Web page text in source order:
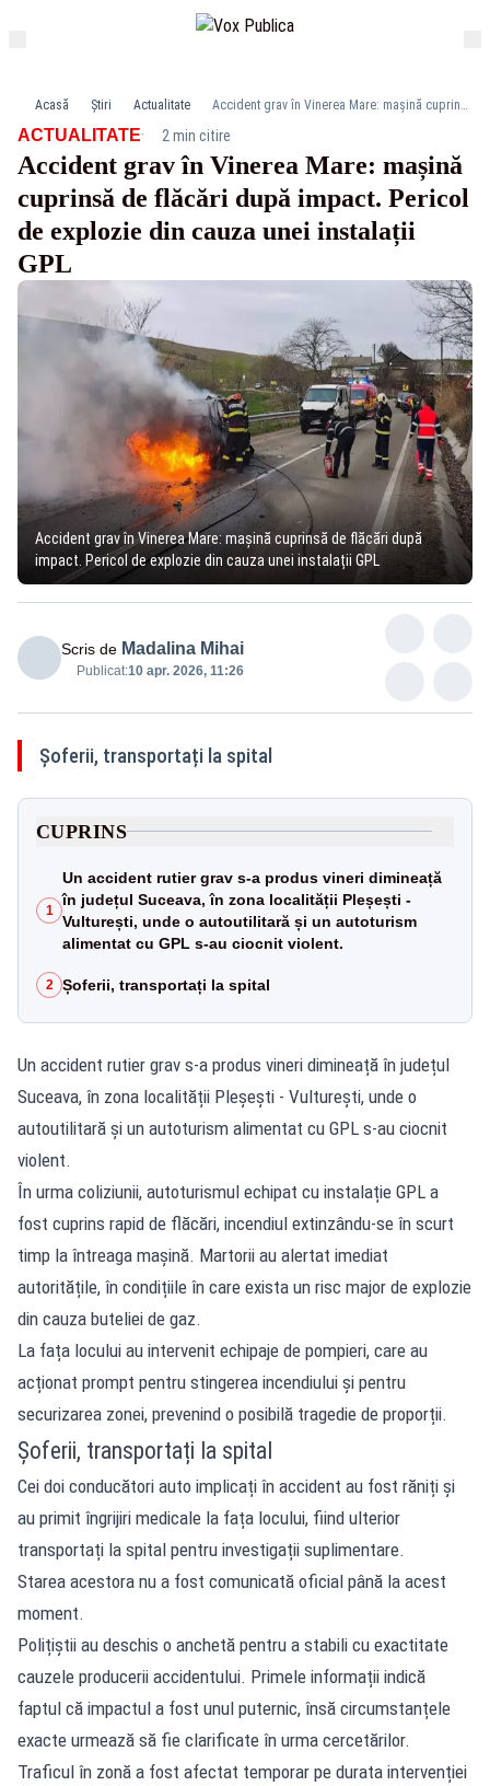
Acasă Știri Actualitate Accident grav în Vinerea Mare: mașină cuprinsă de flăcări după impact. Pericol de explozie din cauza unei instalații GPL
ACTUALITATE· 2 min citire
Accident grav în Vinerea Mare: mașină
cuprinsă de flăcări după impact. Pericol
de explozie din cauza unei instalații
GPL
Accident grav în Vinerea Mare: mașină cuprinsă de flăcări după
impact. Pericol de explozie din cauza unei instalații GPL
Scris de Madalina Mihai
Publicat:10 apr. 2026, 11:26
Șoferii, transportați la spital
CUPRINS
1
Un accident rutier grav s-a produs vineri dimineață
în județul Suceava, în zona localității Pleșești -
Vulturești, unde o autoutilitară și un autoturism
alimentat cu GPL s-au ciocnit violent.
2 Șoferii, transportați la spital
Un accident rutier grav s-a produs vineri dimineață în județul
Suceava, în zona localității Pleșești - Vulturești, unde o
autoutilitară și un autoturism alimentat cu GPL s-au ciocnit
violent.
În urma coliziunii, autoturismul echipat cu instalație GPL a
fost cuprins rapid de flăcări, incendiul extinzându-se în scurt
timp la întreaga mașină. Martorii au alertat imediat
autoritățile, în condițiile în care exista un risc major de explozie
din cauza buteliei de gaz.
La fața locului au intervenit echipaje de pompieri, care au
acționat prompt pentru stingerea incendiului și pentru
securizarea zonei, prevenind o posibilă tragedie de proporții.
Șoferii, transportați la spital
Cei doi conducători auto implicați în accident au fost răniți și
au primit îngrijiri medicale la fața locului, fiind ulterior
transportați la spital pentru investigații suplimentare.
Starea acestora nu a fost comunicată oficial până la acest
moment.
Polițiștii au deschis o anchetă pentru a stabili cu exactitate
cauzele producerii accidentului. Primele informații indică
faptul că impactul a fost unul puternic, însă circumstanțele
exacte urmează să fie clarificate în urma cercetărilor.
Traficul în zonă a fost afectat temporar pe durata intervenției